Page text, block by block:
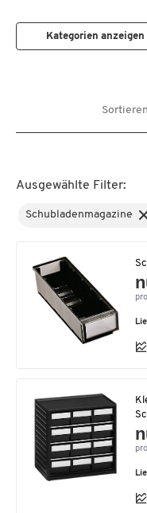
Kategorien anzeigen
Ausgewählte Filter:
Schubladenmagazine